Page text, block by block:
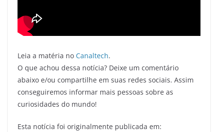
Leia a matéria no Canaltech.
O que achou dessa notícia? Deixe um comentário
abaixo e/ou compartilhe em suas redes sociais. Assim
conseguiremos informar mais pessoas sobre as
curiosidades do mundo!
Esta notícia foi originalmente publicada em: